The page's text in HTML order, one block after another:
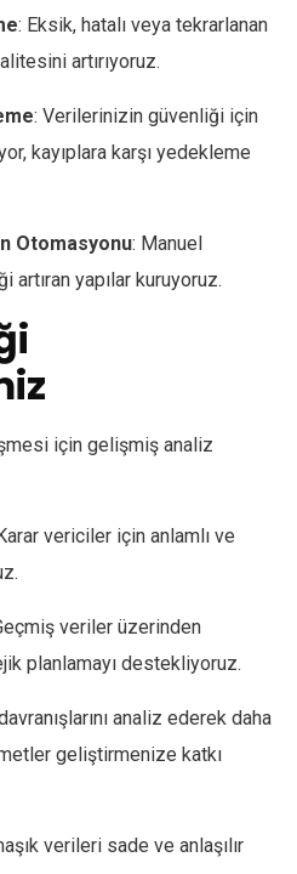
: Eksik, hatalı veya tekrarlanan
artırıyoruz.
: Verilerinizin güvenliği için
kayıplara karşı yedekleme
Otomasyonu: Manuel
yapılar kuruyoruz.
için gelişmiş analiz
vericiler için anlamlı ve
veriler üzerinden
planlamayı destekliyoruz.
analiz ederek daha
geliştirmenize katkı
verileri sade ve anlaşılır